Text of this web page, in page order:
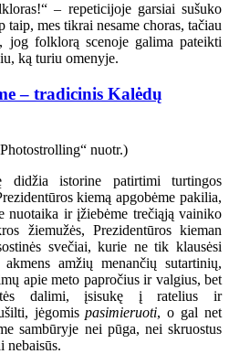
– repeticijoje garsiai sušuko
taip, mes tikrai nesame choras, tačiau
jog folklorą scenoje galima pateikti
ką turiu omenyje.
– tradicinis Kalėdų
didžia istorine patirtimi turtingos
kiemą apgobėme pakilia,
nuotaika ir įžiebėme trečiąją vainiko
žiemužės, Prezidentūros kieman
svečiai, kurie ne tik klausėsi
amžių menančių sutartinių,
apie meto papročius ir valgius, bet
dalimi, įsisukę į ratelius ir
jėgomispasimieruoti, o gal net
sambūryje nei pūga, nei skruostus
nebaisūs.